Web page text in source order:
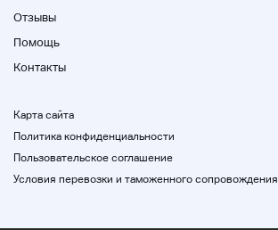
Отзывы
Помощь
Контакты
Карта сайта
Политика конфиденциальности
Пользовательское соглашение
Условия перевозки и таможенного сопровождения